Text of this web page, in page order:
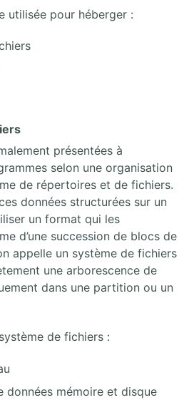
utilisée pour héberger :
présentées à
selon une organisation
de répertoires et de fichiers.
données structurées sur un
un format qui les
d’une succession de blocs de
appelle un système de fichiers
une arborescence de
dans une partition ou un
de fichiers :
données mémoire et disque